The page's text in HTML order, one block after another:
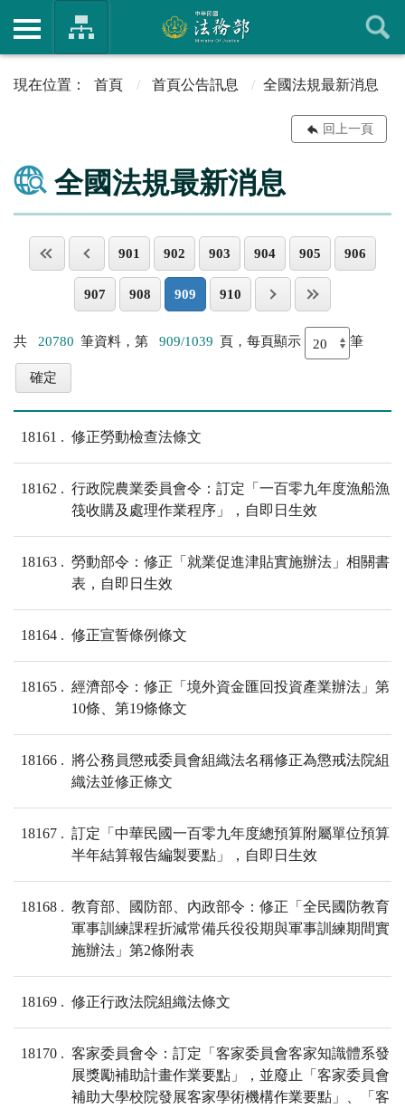
首頁 首頁公告訊息 全國法規最新消息
回上一頁
全國法規最新消息
901 902 903 904 905 906
907 908 909 910
共 20780 筆資料，第 909/1039 頁，每頁顯示 筆
18161 修正勞動檢查法條文
18162
行政院農業委員會令：訂定「一百零九年度漁船漁
筏收購及處理作業程序」，自即日生效
18163
勞動部令：修正「就業促進津貼實施辦法」相關書
表，自即日生效
18164 修正宣誓條例條文
18165
經濟部令：修正「境外資金匯回投資產業辦法」第
10條、第19條條文
18166
將公務員懲戒委員會組織法名稱修正為懲戒法院組
織法並修正條文
18167
訂定「中華民國一百零九年度總預算附屬單位預算
半年結算報告編製要點」，自即日生效
18168
教育部、國防部、內政部令：修正「全民國防教育
軍事訓練課程折減常備兵役役期與軍事訓練期間實
施辦法」第2條附表
18169 修正行政法院組織法條文
18170
客家委員會令：訂定「客家委員會客家知識體系發
展獎勵補助計畫作業要點」，並廢止「客家委員會
補助大學校院發展客家學術機構作業要點」、「客